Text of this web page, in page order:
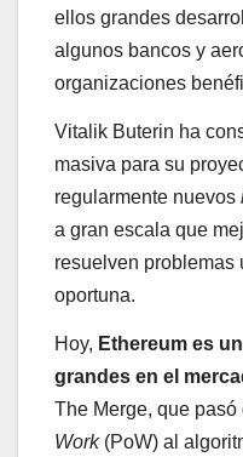
ellos grandes
algunos bancos y
organizaciones
Vitalik Buterin ha
masiva para su
regularmente nuevos
a gran escala que
resuelven problemas
oportuna.
Hoy, Ethereum es
grandes en el
The Merge, que
Work(PoW) al